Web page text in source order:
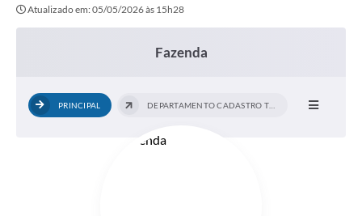
Estrutura Administrativa
Atualizado em: 05/05/2026 às 15h28
Fazenda
PRINCIPAL DEPARTAMENTO CADASTRO TÉCNICO - IPTU